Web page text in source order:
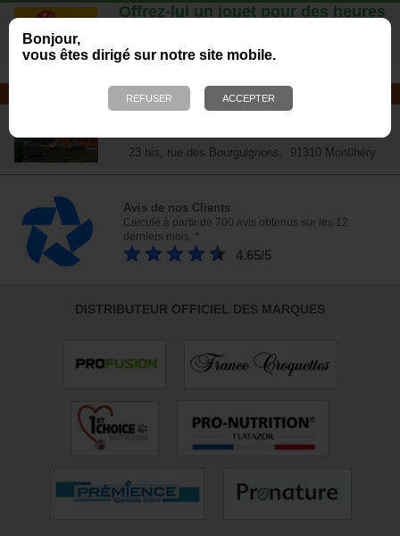
Bonjour,
vous êtes dirigé sur notre site mobile.
Offrez-lui un jouet pour des heures
Plus de 6 000 références - Venez
23 bis, rue des Bourguignons, 91310 Montlhéry
Avis de nos Clients
Calculé à partir de 700 avis obtenus sur les 12
derniers mois. *
4.65/5
DISTRIBUTEUR OFFICIEL DES MARQUES